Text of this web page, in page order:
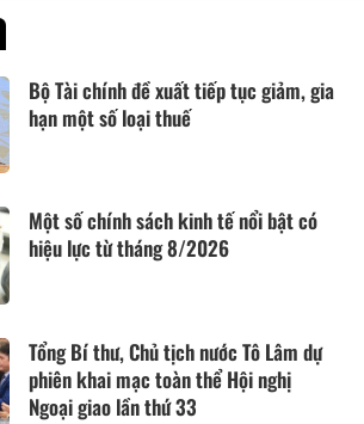
Bộ Tài chính đề xuất tiếp tục giảm, gia
hạn một số loại thuế
Một số chính sách kinh tế nổi bật có
hiệu lực từ tháng 8/2026
Tổng Bí thư, Chủ tịch nước Tô Lâm dự
phiên khai mạc toàn thể Hội nghị
Ngoại giao lần thứ 33